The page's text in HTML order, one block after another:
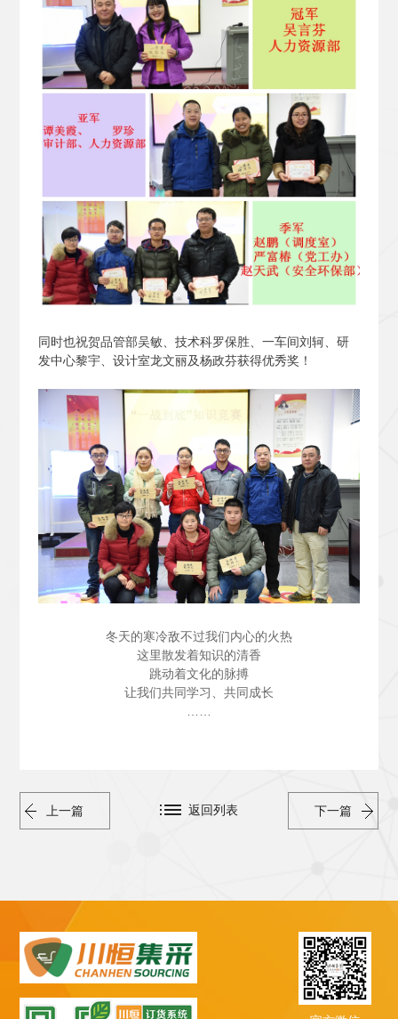
同时也祝贺品管部吴敏、技术科罗保胜、一车间刘轲、研
发中心黎宇、设计室龙文丽及杨政芬获得优秀奖！
冬天的寒冷敌不过我们内心的火热
这里散发着知识的清香
跳动着文化的脉搏
让我们共同学习、共同成长
上一篇 下一篇
返回列表